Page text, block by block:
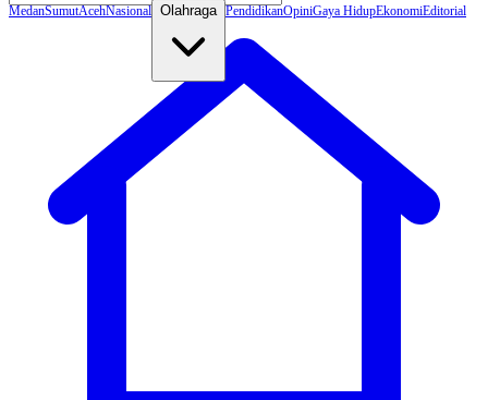
MedanSumutAcehNasional Olahraga PendidikanOpiniGaya HidupEkonomiEditorial